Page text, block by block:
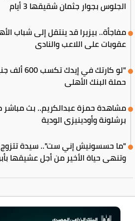
الجلوس بجوار جثمان شقيقها 3 أيام
مفاجأة.. بيزيرا قد ينتقل إلى شباب
عقوبات على اللاعب والنادي
"لو كارتك في
حملة البنك الأهلي
مشاهدة حمزة عبدالكريم.. بث مباشر
برشلونة وأودينيزي الودية
وتنهي حياة الأخير من أجل عشيقها